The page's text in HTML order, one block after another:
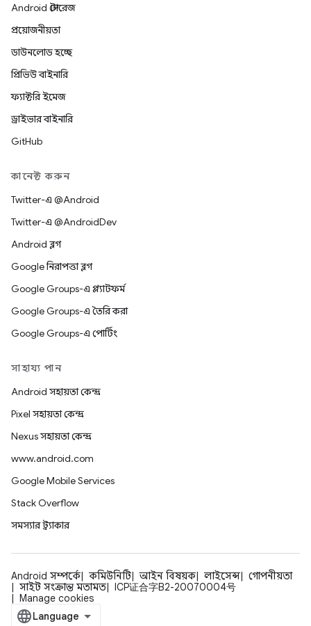
Android স্টোরেজ
প্রয়োজনীয়তা
ডাউনলোড হচ্ছে
প্রিভিউ বাইনারি
ফ্যাক্টরি ইমেজ
ড্রাইভার বাইনারি
GitHub
কানেক্ট করুন
Twitter-এ @Android
Twitter-এ @AndroidDev
Android ব্লগ
Google নিরাপত্তা ব্লগ
Google Groups-এ প্ল্যাটফর্ম
Google Groups-এ তৈরি করা
Google Groups-এ পোর্টিং
সাহায্য পান
Android সহায়তা কেন্দ্র
Pixel সহায়তা কেন্দ্র
Nexus সহায়তা কেন্দ্র
www.android.com
Google Mobile Services
Stack Overflow
সমস্যার ট্র্যাকার
Android সম্পর্কে কমিউনিটি আইন বিষয়ক লাইসেন্স
গোপনীয়তা
সাইট সংক্রান্ত মতামত
ICP证合字B2-20070004号
Manage cookies